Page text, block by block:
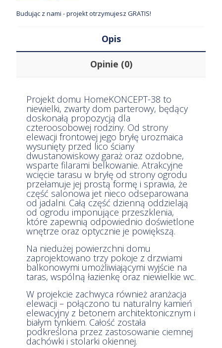
Budując z nami - projekt otrzymujesz GRATIS!
Opis
Opinie (0)
Projekt domu HomeKONCEPT-38 to
niewielki, zwarty dom parterowy, będący
doskonałą propozycją dla
czteroosobowej rodziny. Od strony
elewacji frontowej jego bryłę urozmaica
wysunięty przed lico ściany
dwustanowiskowy garaż oraz ozdobne,
wsparte filarami belkowanie. Atrakcyjne
wcięcie tarasu w bryłę od strony ogrodu
przełamuje jej prostą formę i sprawia, że
część salonowa jet nieco odseparowana
od jadalni. Całą część dzienną oddzielają
od ogrodu imponujące przeszklenia,
które zapewnią odpowiednio doświetlone
wnętrze oraz optycznie je powiększą.
Na niedużej powierzchni domu
zaprojektowano trzy pokoje z drzwiami
balkonowymi umożliwiającymi wyjście na
taras, wspólną łazienkę oraz niewielkie wc.
W projekcie zachwyca również aranżacja
elewacji – połączono tu naturalny kamień
elewacyjny z betonem architektonicznym i
białym tynkiem. Całość została
podkreślona przez zastosowanie ciemnej
dachówki i stolarki okiennej.